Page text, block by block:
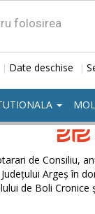
folosirea
| Date deschise |
MOL
de Consiliu,
Argeş în
de Boli Cronice